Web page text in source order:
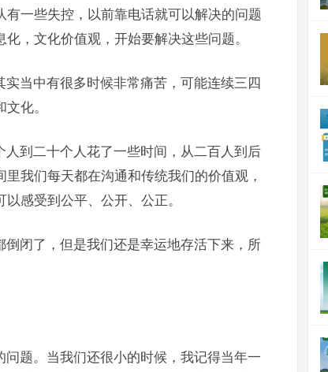
一些失控，以前靠电话就可以解决的问题
，文化价值观，开始要解决这些问题。
当中有很多时候非常痛苦，可能连续三四
化。
到二十个人花了一些时间，从二百人到后
我们每天都在沟通和传统我们的价值观，
感受到公平、公开、公正。
闭了，但是我们还是幸运地存活下来，所
题。当我们还很小的时候，我记得当年一